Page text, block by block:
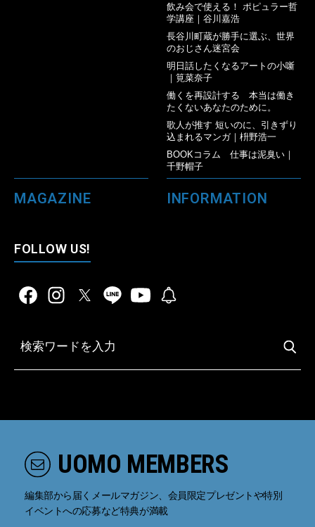
飲み会で使える！ ポピュラー哲
学講座｜谷川嘉浩
長谷川町蔵が勝手に選ぶ、世界
のおじさん迷宮会
明日話したくなるアートの小噺
｜筧菜奈子
働くを再設計する 本当は働き
たくないあなたのために。
歌人が推す 短いのに、引きずり
込まれるマンガ｜枡野浩一
BOOKコラム 仕事は泥臭い｜
千野帽子
MAGAZINE INFORMATION
FOLLOW US!
UOMO MEMBERS
編集部から届くメールマガジン、会員限定プレゼントや特別
イベントへの応募など特典が満載